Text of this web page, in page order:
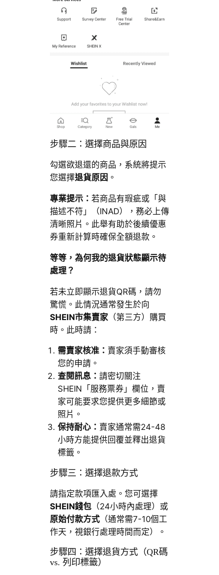
步驟二：選擇商品與原因
勾選欲退還的商品，系統將提示
您選擇退貨原因 。
專業提示： 若商品有瑕疵或「與
描述不符」（INAD），務必上傳
清晰照片。此舉有助於後續優惠
券重新計算時確保全額退款。
等等，為何我的退貨狀態顯示待
處理？
若未立即顯示退貨QR碼，請勿
驚慌。此情況通常發生於向
SHEIN市集賣家（第三方）購買
時。此時請：
需賣家核准： 賣家須手動審核
您的申請。
查閱訊息： 請密切關注
SHEIN「服務票券」欄位，賣
家可能要求您提供更多細節或
照片。
保持耐心： 賣家通常需24-48
小時方能提供回覆並釋出退貨
標籤。
步驟三：選擇退款方式
請指定款項匯入處。您可選擇
SHEIN錢包（24小時內處理）或
原始付款方式（通常需7-10個工
作天，視銀行處理時間而定）。
步驟四：選擇退貨方式（QR碼
vs. 列印標籤）